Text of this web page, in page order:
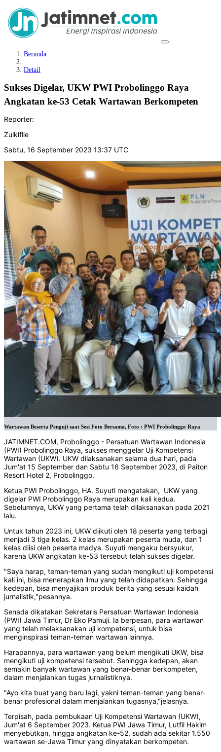
Beranda
Detail
Sukses Digelar, UKW PWI Probolinggo Raya
Angkatan ke-53 Cetak Wartawan Berkompeten
Reporter:
Zulkiflie
Sabtu, 16 September 2023 13:37 UTC
Wartawan Beserta Penguji saat Sesi Foto Bersama, Foto : PWI Probolinggo Raya
JATIMNET.COM, Probolinggo - Persatuan Wartawan Indonesia
(PWI) Probolinggo Raya, sukses menggelar Uji Kompetensi
Wartawan (UKW). UKW dilaksanakan selama dua hari, pada
Jum'at 15 September dan Sabtu 16 September 2023, di Paiton
Resort Hotel 2, Probolinggo.
Ketua PWI Probolinggo, HA. Suyuti mengatakan, UKW yang
digelar PWI Probolinggo Raya merupakan kali kedua.
Sebelumnya, UKW yang pertama telah dilaksanakan pada 2021
lalu.
Untuk tahun 2023 ini, UKW diikuti oleh 18 peserta yang terbagi
menjadi 3 tiga kelas. 2 kelas merupakan peserta muda, dan 1
kelas diisi oleh peserta madya. Suyuti mengaku bersyukur,
karena UKW angkatan ke-53 tersebut telah sukses digelar.
"Saya harap, teman-teman yang sudah mengikuti uji kompetensi
kali ini, bisa menerapkan ilmu yang telah didapatkan. Sehingga
kedepan, bisa menyajikan produk berita yang sesuai kaidah
jurnalistik,"pesannya.
Senada dikatakan Sekretaris Persatuan Wartawan Indonesia
(PWI) Jawa Timur, Dr Eko Pamuji. Ia berpesan, para wartawan
yang telah melaksanakan uji kompetensi, untuk bisa
menginspirasi teman-teman wartawan lainnya.
Harapannya, para wartawan yang belum mengikuti UKW, bisa
mengikuti uji kompetensi tersebut. Sehingga kedepan, akan
semakin banyak wartawan yang benar-benar berkompeten,
dalam menjalankan tugas jurnalistiknya.
"Ayo kita buat yang baru lagi, yakni teman-teman yang benar-
benar profesional dalam menjalankan tugasnya,"jelasnya.
Terpisah, pada pembukaan Uji Kompetensi Wartawan (UKW),
Jum'at 6 September 2023. Ketua PWI Jawa Timur, Lutfil Hakim
menyebutkan, hingga angkatan ke-52, sudah ada sekitar 1.550
wartawan se-Jawa Timur yang dinyatakan berkompeten.